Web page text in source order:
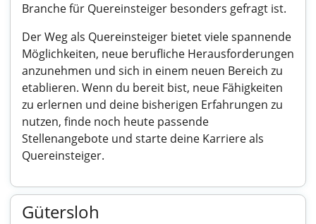
Branche für Quereinsteiger besonders gefragt ist.
Der Weg als Quereinsteiger bietet viele spannende
Möglichkeiten, neue berufliche Herausforderungen
anzunehmen und sich in einem neuen Bereich zu
etablieren. Wenn du bereit bist, neue Fähigkeiten
zu erlernen und deine bisherigen Erfahrungen zu
nutzen, finde noch heute passende
Stellenangebote und starte deine Karriere als
Quereinsteiger.
Gütersloh